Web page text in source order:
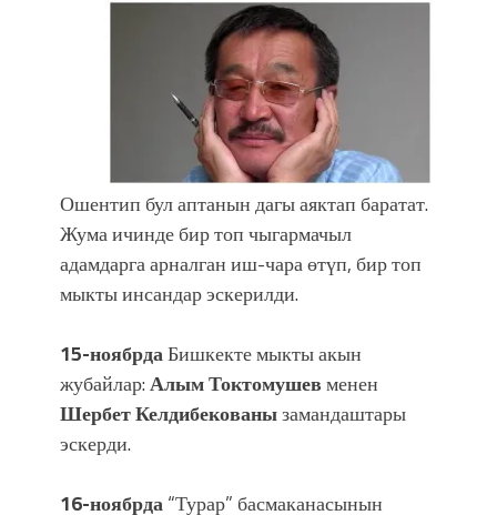
Park'ка 30 миң адам чогулду
Ошентип бул аптанын дагы аяктап баратат.
Жума ичинде бир топ чыгармачыл
адамдарга арналган иш-чара өтүп, бир топ
мыкты инсандар эскерилди.
15-ноябрдаБишкекте мыкты акын
жубайлар:Алым Токтомушевменен
Шербет Келдибекованызамандаштары
эскерди.
16-ноябрда“Турар” басмаканасынын